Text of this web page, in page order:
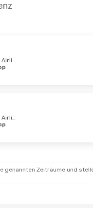
1
Klm Royal Dutch Airlines
Klm Royal Dutch Airlines
Zeiträume und